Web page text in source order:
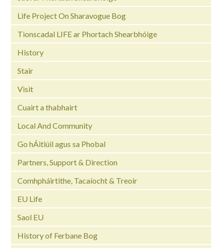
Life Project On Sharavogue Bog
Tionscadal LIFE ar Phortach Shearbhóige
History
Stair
Visit
Cuairt a thabhairt
Local And Community
Go hÁitiúil agus sa Phobal
Partners, Support & Direction
Comhpháirtithe, Tacaíocht & Treoir
EU Life
Saol EU
History of Ferbane Bog